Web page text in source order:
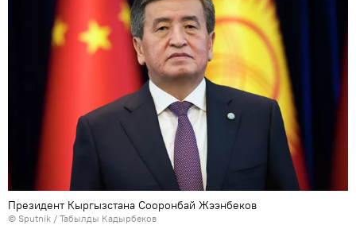
Президент Кыргызстана Сооронбай Жээнбеков
© Sputnik / Табылды Кадырбеков